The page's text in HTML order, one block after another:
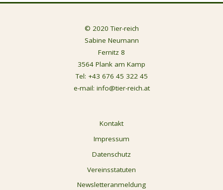
© 2020 Tier-reich
Sabine Neumann
Fernitz 8
3564 Plank am Kamp
Tel: +43 676 45 322 45
e-mail: info@tier-reich.at
Kontakt
Impressum
Datenschutz
Vereinsstatuten
Newsletteranmeldung